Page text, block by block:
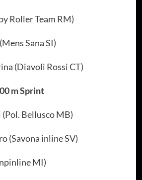
Roller Team RM)
Sana SI)
(Diavoli Rossi CT)
m Sprint
(Pol. Bellusco MB)
(Savona inline SV)
MI)